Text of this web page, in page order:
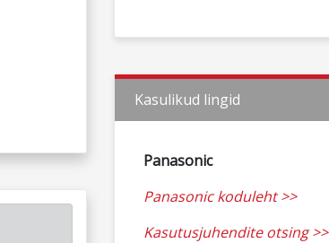
Kasulikud lingid
Panasonic
Panasonic koduleht >>
Kasutusjuhendite otsing >>